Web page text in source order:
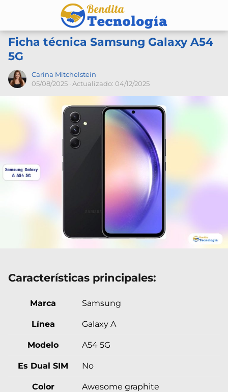
Ficha técnica Samsung Galaxy A54
5G
Carina Mitchelstein
05/08/2025 · Actualizado: 04/12/2025
Características principales:
Marca Samsung
Línea Galaxy A
Modelo A54 5G
Es Dual SIM No
Color Awesome graphite